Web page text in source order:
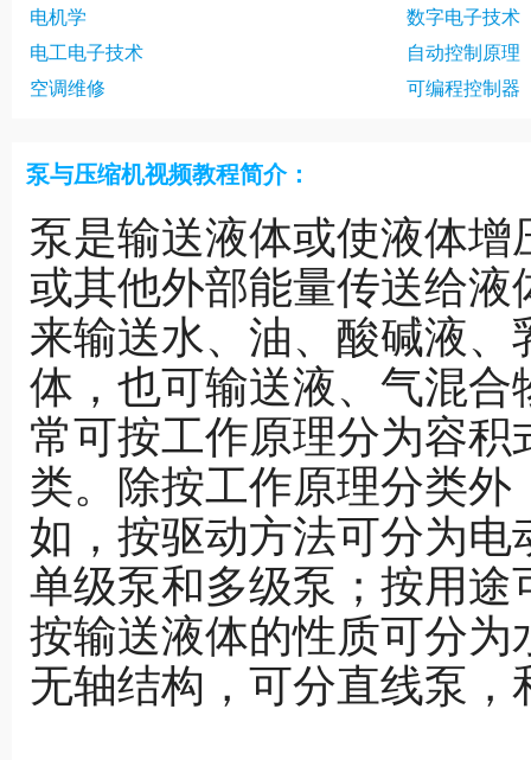
电机学
电工电子技术
空调维修
数字电子技术
自动控制原理
可编程控制器
泵与压缩机视频教程简介：
泵是输送液体或使液体
或其他外部能量传送给
来输送水、油、酸碱液
体，也可输送液、气混
常可按工作原理分为容
类。除按工作原理分类
如，按驱动方法可分为
单级泵和多级泵；按用
按输送液体的性质可分
无轴结构，可分直线泵，